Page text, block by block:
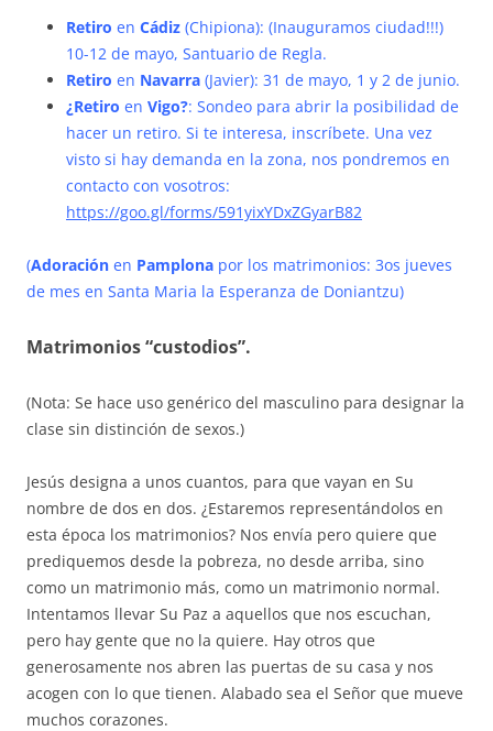
Retiro en Cádiz (Chipiona): (Inauguramos ciudad!!!)
10-12 de mayo, Santuario de Regla.
Retiro en Navarra (Javier): 31 de mayo, 1 y 2 de junio.
¿Retiro en Vigo?: Sondeo para abrir la posibilidad de
hacer un retiro. Si te interesa, inscríbete. Una vez
visto si hay demanda en la zona, nos pondremos en
contacto con vosotros:
https://goo.gl/forms/591yixYDxZGyarB82
(Adoración en Pamplona por los matrimonios: 3os jueves
de mes en Santa Maria la Esperanza de Doniantzu)
Matrimonios “custodios”.
(Nota: Se hace uso genérico del masculino para designar la
clase sin distinción de sexos.)
Jesús designa a unos cuantos, para que vayan en Su
nombre de dos en dos. ¿Estaremos representándolos en
esta época los matrimonios? Nos envía pero quiere que
prediquemos desde la pobreza, no desde arriba, sino
como un matrimonio más, como un matrimonio normal.
Intentamos llevar Su Paz a aquellos que nos escuchan,
pero hay gente que no la quiere. Hay otros que
generosamente nos abren las puertas de su casa y nos
acogen con lo que tienen. Alabado sea el Señor que mueve
muchos corazones.